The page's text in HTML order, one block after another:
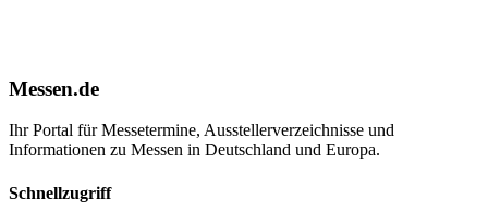
Messen.de
Ihr Portal für Messetermine, Ausstellerverzeichnisse und
Informationen zu Messen in Deutschland und Europa.
Schnellzugriff